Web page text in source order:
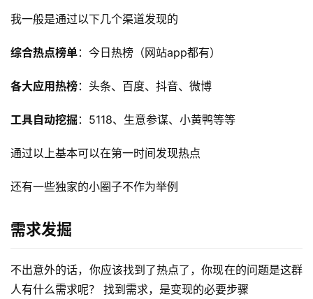
我一般是通过以下几个渠道发现的
综合热点榜单：今日热榜（网站app都有）
各大应用热榜：头条、百度、抖音、微博
工具自动挖掘 ：5118、生意参谋、小黄鸭等等
通过以上基本可以在第一时间发现热点
还有一些独家的小圈子不作为举例
需求发掘
不出意外的话，你应该找到了热点了，你现在的问题是这群
人有什么需求呢？ 找到需求，是变现的必要步骤